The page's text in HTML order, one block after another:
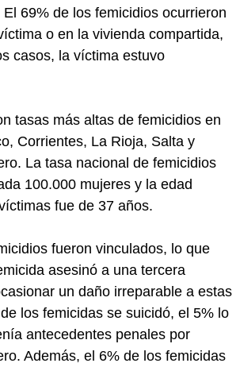
69% de los femicidios ocurrieron
o en la vivienda compartida,
casos, la víctima estuvo
tasas más altas de femicidios en
Corrientes, La Rioja, Salta y
La tasa nacional de femicidios
100.000 mujeres y la edad
fue de 37 años.
fueron vinculados, lo que
asesinó a una tercera
un daño irreparable a estas
los femicidas se suicidó, el 5% lo
antecedentes penales por
Además, el 6% de los femicidas